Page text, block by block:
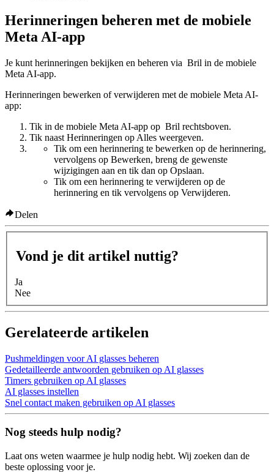
Herinneringen beheren met de mobiele
Meta AI-app
Je kunt herinneringen bekijken en beheren via Bril in de mobiele
Meta AI-app.
Herinneringen bewerken of verwijderen met de mobiele Meta AI-
app:
Tik in de mobiele Meta AI-app op Bril rechtsboven.
Tik naast Herinneringen op Alles weergeven.
Tik om een herinnering te bewerken op de herinnering,
vervolgens op Bewerken, breng de gewenste
wijzigingen aan en tik dan op Opslaan.
Tik om een herinnering te verwijderen op de
herinnering en tik vervolgens op Verwijderen.
Delen
Vond je dit artikel nuttig?
Ja
Nee
Gerelateerde artikelen
Pushmeldingen voor AI glasses beheren
Gedetailleerde antwoorden gebruiken op AI glasses
Timers gebruiken op AI glasses
AI glasses instellen
Snel contact maken gebruiken op AI glasses
Nog steeds hulp nodig?
Laat ons weten waarmee je hulp nodig hebt. Wij zoeken dan de
beste oplossing voor je.